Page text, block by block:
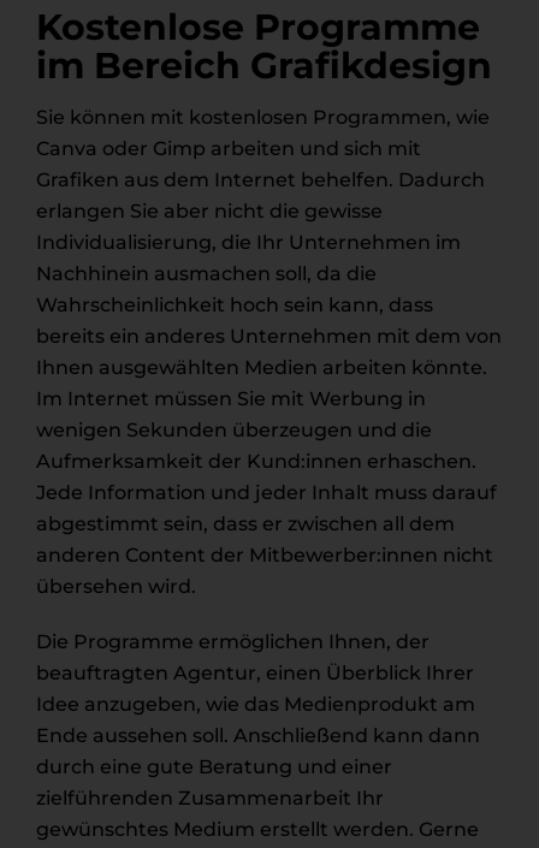
Kostenlose Programme
im Bereich Grafikdesign
Sie können mit kostenlosen Programmen, wie
Canva oder Gimp arbeiten und sich mit
Grafiken aus dem Internet behelfen. Dadurch
erlangen Sie aber nicht die gewisse
Individualisierung, die Ihr Unternehmen im
Nachhinein ausmachen soll, da die
Wahrscheinlichkeit hoch sein kann, dass
bereits ein anderes Unternehmen mit dem von
Ihnen ausgewählten Medien arbeiten könnte.
Im Internet müssen Sie mit Werbung in
wenigen Sekunden überzeugen und die
Aufmerksamkeit der Kund:innen erhaschen.
Jede Information und jeder Inhalt muss darauf
abgestimmt sein, dass er zwischen all dem
anderen Content der Mitbewerber:innen nicht
übersehen wird.
Die Programme ermöglichen Ihnen, der
beauftragten Agentur, einen Überblick Ihrer
Idee anzugeben, wie das Medienprodukt am
Ende aussehen soll. Anschließend kann dann
durch eine gute Beratung und einer
zielführenden Zusammenarbeit Ihr
gewünschtes Medium erstellt werden. Gerne